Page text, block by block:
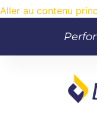
Aller au contenu